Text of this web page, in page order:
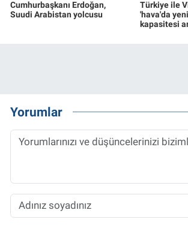
Cumhurbaşkanı Erdoğan,
Suudi Arabistan yolcusu
Türkiye ile
'hava'da
kapasitesi
Yorumlar